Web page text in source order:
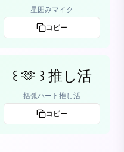
星囲みマイク
コピー
꒰ 🫶 ꒱ 推し活
括弧ハート推し活
コピー